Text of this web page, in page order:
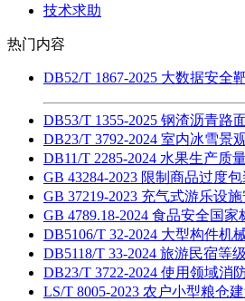
技术求助
热门内容
DB52/T 1867-2025 大数据安全
DB53/T 1355-2025 钢渣沥青路
DB23/T 3792-2024 室内冰雪景
DB11/T 2285-2024 水果生产质
GB 43284-2023 限制商品过度
GB 37219-2023 充气式游乐设
GB 4789.18-2024 食品安全国家
DB5106/T 32-2024 大型构件机
DB5118/T 33-2024 旅游民宿等
DB23/T 3722-2024 使用领域消
LS/T 8005-2023 农户小型粮仓